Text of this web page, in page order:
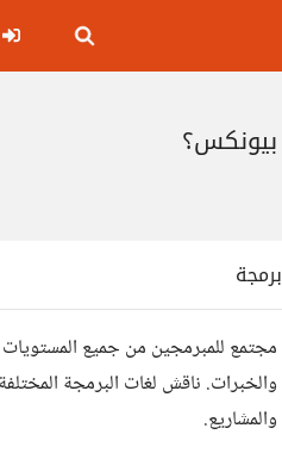
برمجة
مجتمع للمبرمجين من جميع المستويات
والخبرات. ناقش لغات البرمجة
والمشاريع.